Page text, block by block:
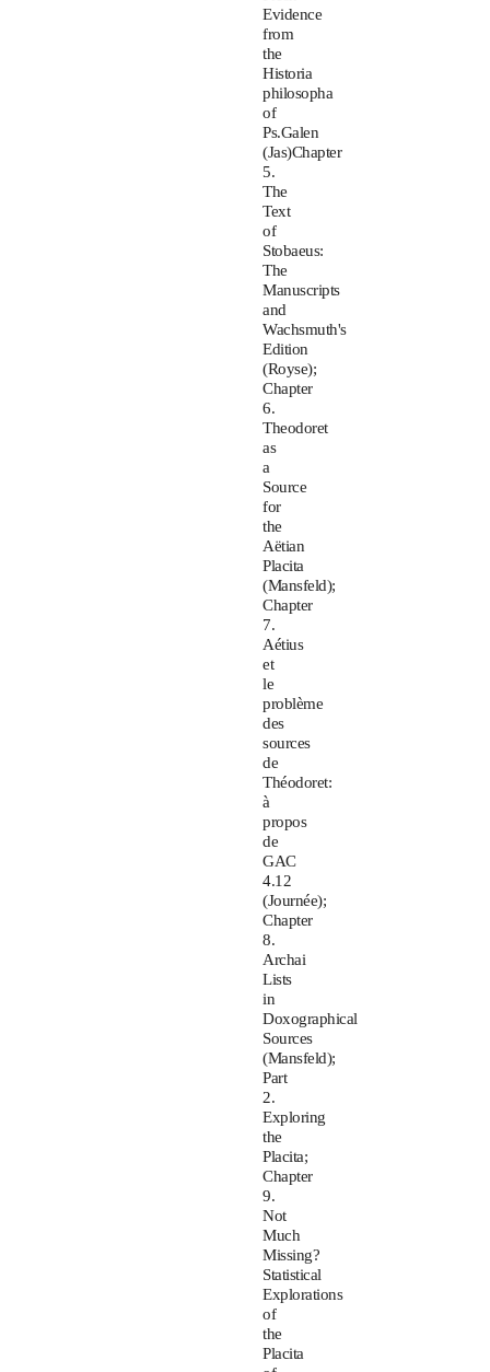
Evidence
from
the
Historia
philosopha
of
Ps.Galen
(Jas)Chapter
5.
The
Text
of
Stobaeus:
The
Manuscripts
and
Wachsmuth's
Edition
(Royse);
Chapter
6.
Theodoret
as
a
Source
for
the
Aëtian
Placita
(Mansfeld);
Chapter
7.
Aétius
et
le
problème
des
sources
de
Théodoret:
à
propos
de
GAC
4.12
(Journée);
Chapter
8.
Archai
Lists
in
Doxographical
Sources
(Mansfeld);
Part
2.
Exploring
the
Placita;
Chapter
9.
Not
Much
Missing?
Statistical
Explorations
of
the
Placita